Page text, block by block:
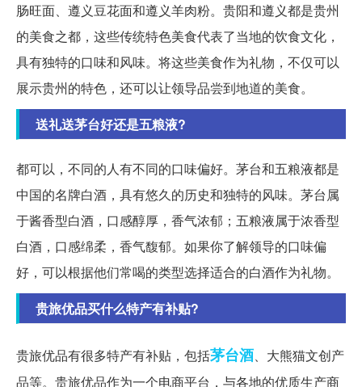
肠旺面、遵义豆花面和遵义羊肉粉。贵阳和遵义都是贵州
的美食之都，这些传统特色美食代表了当地的饮食文化，
具有独特的口味和风味。将这些美食作为礼物，不仅可以
展示贵州的特色，还可以让领导品尝到地道的美食。
送礼送茅台好还是五粮液?
都可以，不同的人有不同的口味偏好。茅台和五粮液都是
中国的名牌白酒，具有悠久的历史和独特的风味。茅台属
于酱香型白酒，口感醇厚，香气浓郁；五粮液属于浓香型
白酒，口感绵柔，香气馥郁。如果你了解领导的口味偏
好，可以根据他们常喝的类型选择适合的白酒作为礼物。
贵旅优品买什么特产有补贴?
贵旅优品有很多特产有补贴，包括茅台酒、大熊猫文创产
品等。贵旅优品作为一个电商平台，与各地的优质生产商